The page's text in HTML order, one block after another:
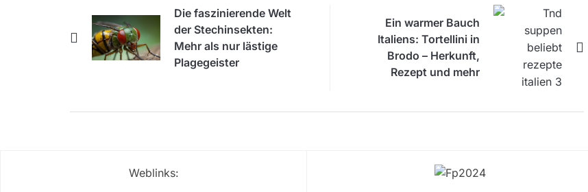
Die faszinierende Welt
der Stechinsekten:
Mehr als nur lästige
Plagegeister
Ein warmer Bauch
Italiens: Tortellini in
Brodo – Herkunft,
Rezept und mehr
Weblinks: